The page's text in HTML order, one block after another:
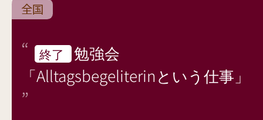
全国
終了
勉強会
「Alltagsbegeliterinという仕事」